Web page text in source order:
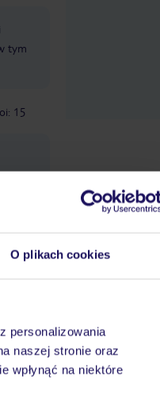
O plikach cookies
personalizowania
naszej stronie oraz
wpłynąć na niektóre
tym
15
do